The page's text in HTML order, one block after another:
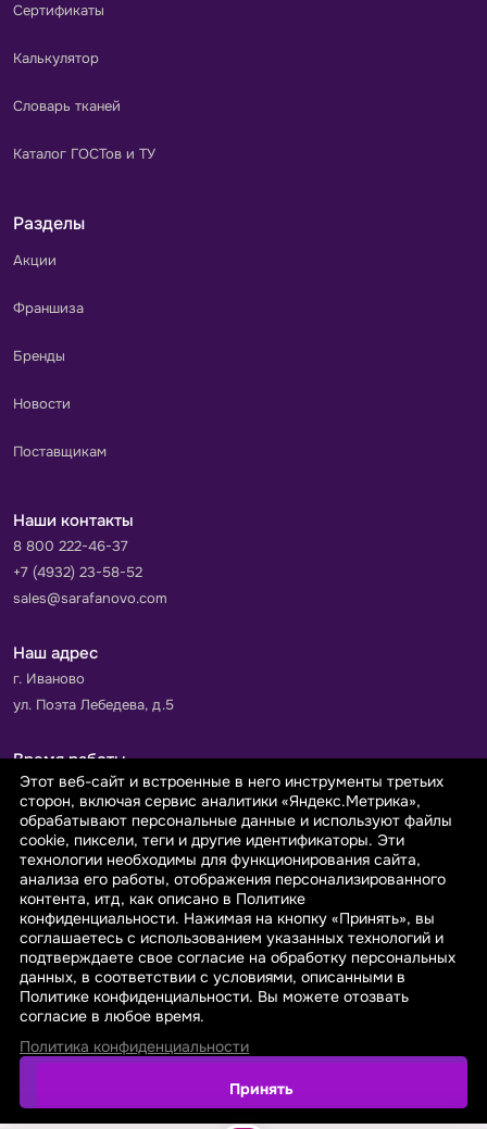
Сертификаты
Калькулятор
Словарь тканей
Каталог ГОСТов и ТУ
Разделы
Акции
Франшиза
Бренды
Новости
Поставщикам
Наши контакты
8 800 222-46-37
+7 (4932) 23-58-52
sales@sarafanovo.com
Наш адрес
г. Иваново
ул. Поэта Лебедева, д.5
Время работы
Пн-Пт с 9.00 до 18.00
Сб-Вс: выходной
Принимаем к оплате
© 2026 sarafanovo.com - Интернет-магазин "САРАФАНОВО"
специализируется на производстве, продаже тканей оптом и в
розницу с доставкой по Роcсии и СНГ.
Политика обработки персональных данных
Этот веб-сайт и встроенные в него инструменты третьих
сторон, включая сервис аналитики «Яндекс.Метрика»,
обрабатывают персональные данные и используют файлы
cookie, пиксели, теги и другие идентификаторы. Эти
технологии необходимы для функционирования сайта,
анализа его работы, отображения персонализированного
контента, итд, как описано в Политике
конфиденциальности. Нажимая на кнопку «Принять», вы
соглашаетесь с использованием указанных технологий и
подтверждаете свое согласие на обработку персональных
данных, в соответствии с условиями, описанными в
Политике конфиденциальности. Вы можете отозвать
согласие в любое время.
Политика конфиденциальности